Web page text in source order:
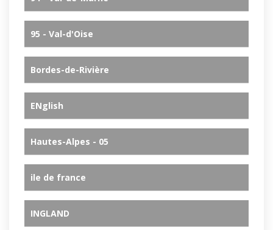
95 - Val-d'Oise
Bordes-de-Rivière
ENglish
Hautes-Alpes - 05
ile de france
INGLAND